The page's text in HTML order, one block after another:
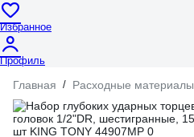
Избранное
Профиль
Главная / Расходные материалы